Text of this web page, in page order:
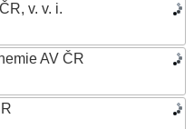
v. v. i.
AV ČR